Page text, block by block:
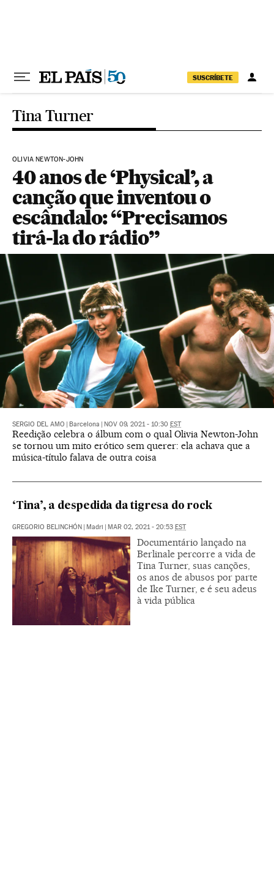
SUSCRÍBETE
Tina Turner
OLIVIA NEWTON-JOHN
40 anos de ‘Physical’, a
canção que inventou o
escândalo: “Precisamos
tirá-la do rádio”
SERGIO DEL AMO Barcelona NOV 09, 2021 - 10:30 EST
Reedição celebra o álbum com o qual Olivia Newton-John
se tornou um mito erótico sem querer: ela achava que a
música-título falava de outra coisa
‘Tina’, a despedida da tigresa do rock
GREGORIO BELINCHÓN Madri MAR 02, 2021 - 20:53 EST
Documentário lançado na
Berlinale percorre a vida de
Tina Turner, suas canções,
os anos de abusos por parte
de Ike Turner, e é seu adeus
à vida pública